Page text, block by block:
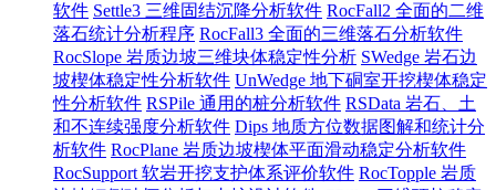
软件 Settle3 三维固结沉降分析软件 RocFall2 全面的二维
落石统计分析程序 RocFall3 全面的三维落石分析软件
RocSlope 岩质边坡三维块体稳定性分析 SWedge 岩石边
坡楔体稳定性分析软件 UnWedge 地下硐室开挖楔体稳定
性分析软件 RSPile 通用的桩分析软件 RSData 岩石、土
和不连续强度分析软件 Dips 地质方位数据图解和统计分
析软件 RocPlane 岩质边坡楔体平面滑动稳定分析软件
RocSupport 软岩开挖支护体系评价软件 RocTopple 岩质